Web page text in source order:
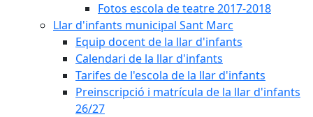
Fotos escola de teatre 2017-2018
Llar d'infants municipal Sant Marc
Equip docent de la llar d'infants
Calendari de la llar d'infants
Tarifes de l'escola de la llar d'infants
Preinscripció i matrícula de la llar d'infants
26/27